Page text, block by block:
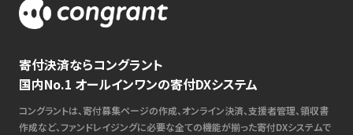
寄付決済ならコングラント
国内No.1 オールインワンの寄付DXシステム
コングラントは、寄付募集ページの作成、オンライン決済、支援者管理、領収書
作成など、ファンドレイジングに必要な全ての機能が揃った寄付DXシステムで